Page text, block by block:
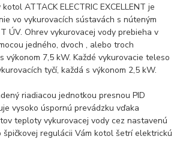
ATTACK ELECTRIC EXCELLENT je
vo vykurovacích sústavách s núteným
ÚV. Ohrev vykurovacej vody prebieha v
jedného, dvoch , alebo troch
výkonom 7,5 kW. Každé vykurovacie teleso
tyčí, každá s výkonom 2,5 kW.
riadiacou jednotkou presnou PID
vysoko úspornú prevádzku vďaka
teploty vykurovacej vody cez nastavenú
regulácii Vám kotol šetrí elektrickú